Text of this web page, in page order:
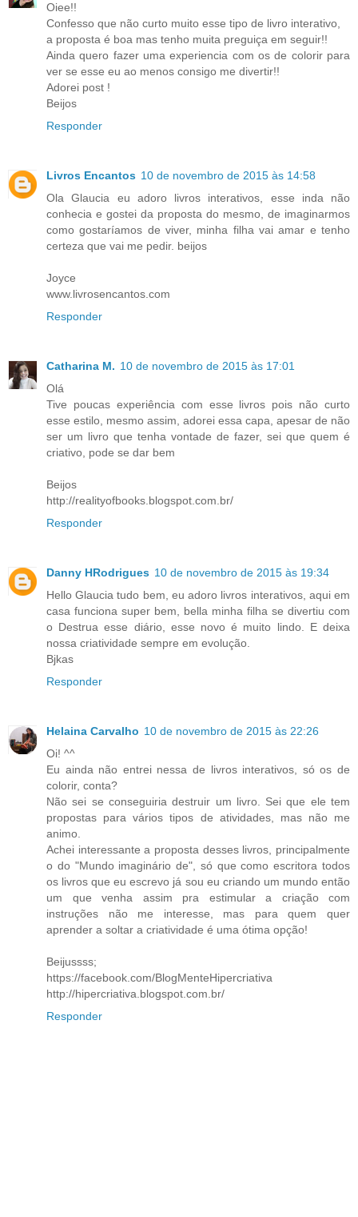
Oiee!!
Confesso que não curto muito esse tipo de livro interativo,
a proposta é boa mas tenho muita preguiça em seguir!!
Ainda quero fazer uma experiencia com os de colorir para
ver se esse eu ao menos consigo me divertir!!
Adorei post !
Beijos
Responder
Livros Encantos 10 de novembro de 2015 às 14:58
Ola Glaucia eu adoro livros interativos, esse inda não
conhecia e gostei da proposta do mesmo, de imaginarmos
como gostaríamos de viver, minha filha vai amar e tenho
certeza que vai me pedir. beijos
Joyce
www.livrosencantos.com
Responder
Catharina M. 10 de novembro de 2015 às 17:01
Olá
Tive poucas experiência com esse livros pois não curto
esse estilo, mesmo assim, adorei essa capa, apesar de não
ser um livro que tenha vontade de fazer, sei que quem é
criativo, pode se dar bem
Beijos
http://realityofbooks.blogspot.com.br/
Responder
Danny HRodrigues 10 de novembro de 2015 às 19:34
Hello Glaucia tudo bem, eu adoro livros interativos, aqui em
casa funciona super bem, bella minha filha se divertiu com
o Destrua esse diário, esse novo é muito lindo. E deixa
nossa criatividade sempre em evolução.
Bjkas
Responder
Helaina Carvalho 10 de novembro de 2015 às 22:26
Oi! ^^
Eu ainda não entrei nessa de livros interativos, só os de
colorir, conta?
Não sei se conseguiria destruir um livro. Sei que ele tem
propostas para vários tipos de atividades, mas não me
animo.
Achei interessante a proposta desses livros, principalmente
o do "Mundo imaginário de", só que como escritora todos
os livros que eu escrevo já sou eu criando um mundo então
um que venha assim pra estimular a criação com
instruções não me interesse, mas para quem quer
aprender a soltar a criatividade é uma ótima opção!
Beijussss;
https://facebook.com/BlogMenteHipercriativa
http://hipercriativa.blogspot.com.br/
Responder